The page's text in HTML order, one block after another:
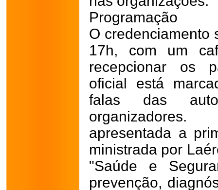
Programação
O credenciamento
17h, com um
recepcionar os
oficial está
falas das
apresentada a
ministrada por
"Saúde e
prevenção,